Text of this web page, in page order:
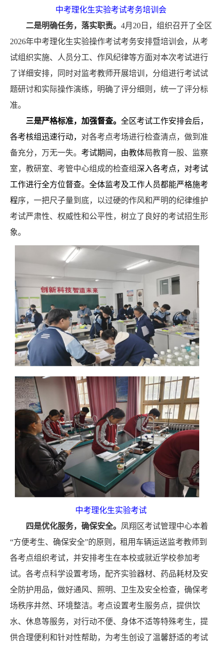
中考理化生实验考试考务培训 会
二是明确任务， 落实职责。 4月 20 日，组织召开了全区
2026年中考理化生实验操作考试考务安排暨培训 会，
从考
试组织实施、 人员分工、作风纪律等方面对本次考试进行
了详细安排， 同时对监考教师开展培训，分组进行考试试
题研讨和实际操作演练， 明确了评分细则，统一了评分标
准。
三是严格标准， 加强督查。 全区考试工作安排会后，
各考核组迅速行动， 对各考点考场进行检查清点，做到准
备充分，万无一失。 考试期间，由教体局教育一股、监察
室，教研室、考管中心组成的检查组深入各考点，对考试
工作进行全方位督查。全体监考及工作人员都能严格施考
程序，一把尺子量到底，以过硬的作风和严明的纪律维护
考试严肃性、权威性和公平性，树立了良好的考试招生形
象。
中考理化生实验考试
四是优化服务，确保安全。 凤翔区考试管理中心本着
“方便考生、确保安全”的原则，租用车辆运送监考教师到
各考点组织考试， 并安排考生在本校或就近学校参加考
试。 各考点科学设置考场， 配齐实验器材、药品耗材及安
全防护用品， 做好通风、照明、卫生及安全检查，确保考
场秩序井然、环境整洁。 考点设置考生服务点，提供饮
水、休息等服务， 对行动不便、身体不适等特殊考生，提
供合理便利和针对性帮助， 为考生创设了温馨舒适的考试